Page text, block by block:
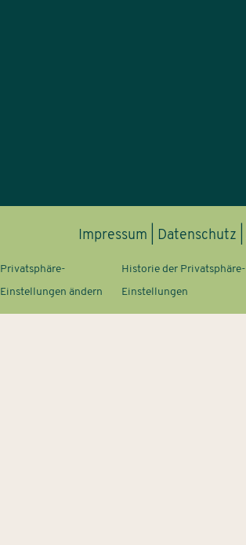
Impressum Datenschutz
Privatsphäre-
Einstellungen ändern
Historie der Privatsphäre-
Einstellungen